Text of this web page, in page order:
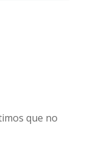
que no